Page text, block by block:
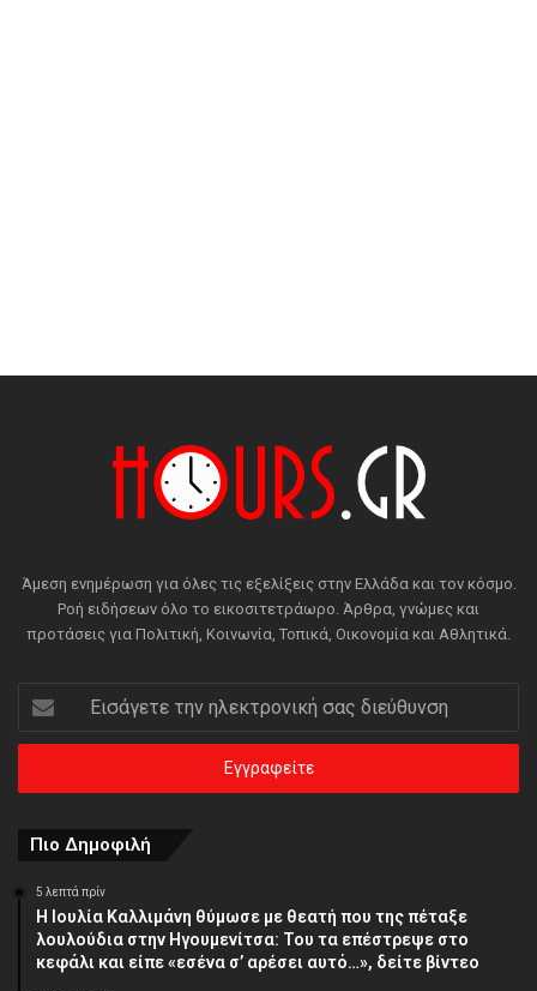
Άμεση ενημέρωση για όλες τις εξελίξεις στην Ελλάδα και τον κόσμο.
Ροή ειδήσεων όλο το εικοσιτετράωρο. Άρθρα, γνώμες και
προτάσεις για Πολιτική, Κοινωνία, Τοπικά, Οικονομία και Αθλητικά.
την
ηλεκτρονική
διεύθυνση
Πιο Δημοφιλή
5 λεπτά πρίν
Η Ιουλία Καλλιμάνη θύμωσε με θεατή που της πέταξε
λουλούδια στην Ηγουμενίτσα: Του τα επέστρεψε στο
κεφάλι και είπε «εσένα σ’ αρέσει αυτό…», δείτε βίντεο